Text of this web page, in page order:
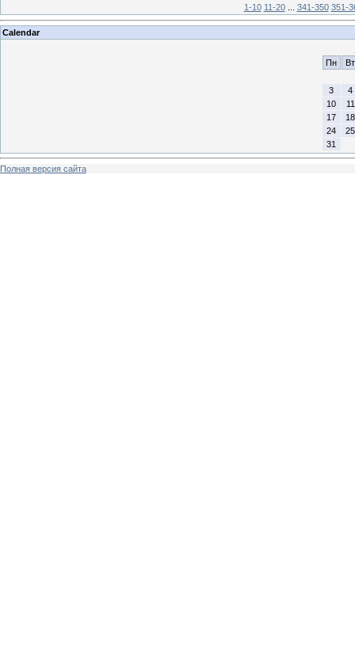
1-10 11-20 341-350 351-
Calendar
Пн
Вт
3
4
10
11
17
18
24
25
31
Полная версия сайта